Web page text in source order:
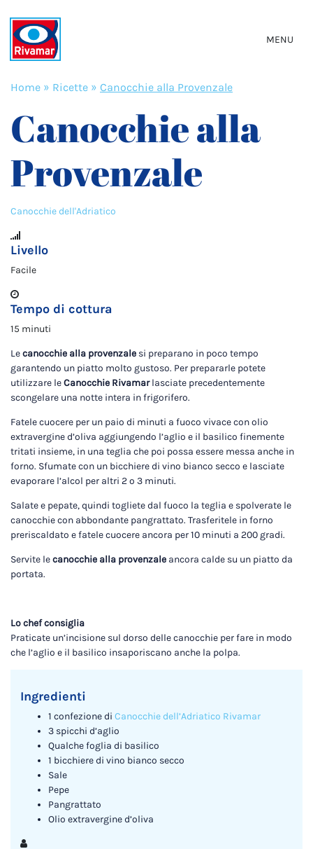
MENU
Home » Ricette » Canocchie alla Provenzale
Canocchie alla
Provenzale
Canocchie dell'Adriatico
Livello
Facile
Tempo di cottura
15 minuti
Lecanocchie alla provenzale si preparano in poco tempo
garantendo un piatto molto gustoso. Per prepararle potete
utilizzare leCanocchie Rivamarlasciate precedentemente
scongelare una notte intera in frigorifero.
Fatele cuocere per un paio di minuti a fuoco vivace con olio
extravergine d’oliva aggiungendo l’aglio e il basilico finemente
tritati insieme, in una teglia che poi possa essere messa anche in
forno. Sfumate con un bicchiere di vino bianco secco e lasciate
evaporare l’alcol per altri 2 o 3 minuti.
Salate e pepate, quindi togliete dal fuoco la teglia e spolverate le
canocchie con abbondante pangrattato. Trasferitele in forno
preriscaldato e fatele cuocere ancora per 10 minuti a 200 gradi.
Servite lecanocchie alla provenzale ancora calde su un piatto da
portata.
Lo chef consiglia
Praticate un’incisione sul dorso delle canocchie per fare in modo
che l’aglio e il basilico insaporiscano anche la polpa.
Ingredienti
1 confezione di Canocchie dell’Adriatico Rivamar
3 spicchi d’aglio
Qualche foglia di basilico
1 bicchiere di vino bianco secco
Sale
Pepe
Pangrattato
Olio extravergine d’oliva